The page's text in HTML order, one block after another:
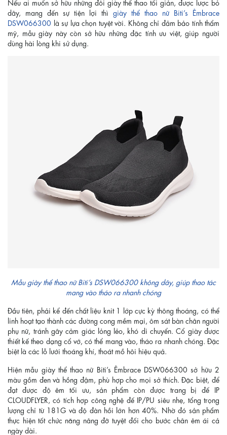
Nếu ai muốn sở hữu những đôi giày thể thao tối giản, được lược bỏ
dây, mang đến sự tiện lợi thì giày thể thao nữ Biti’s Êmbrace
DSW066300 là sự lựa chọn tuyệt vời. Không chỉ đảm bảo tính thẩm
mỹ, mẫu giày này còn sở hữu những đặc tính ưu việt, giúp người
dùng hài lòng khi sử dụng.
Mẫu giày thể thao nữ Biti’s DSW066300 không dây, giúp thao tác
mang vào tháo ra nhanh chóng
Đầu tiên, phải kể đến chất liệu knit 1 lớp cực kỳ thông thoáng, có thể
linh hoạt tạo thành các đường cong mềm mại, ôm sát bàn chân người
phụ nữ, tránh gây cảm giác lỏng lẻo, khó di chuyển. Cổ giày được
thiết kế theo dạng cổ vớ, có thể mang vào, tháo ra nhanh chóng. Đặc
biệt là các lỗ lưới thoáng khí, thoát mồ hôi hiệu quả.
Hiện mẫu giày thể thao nữ Biti’s Êmbrace DSW066300 sở hữu 2
màu gồm đen và hồng đậm, phù hợp cho mọi sở thích. Đặc biệt, để
đạt được độ êm tối ưu, sản phẩm còn được trang bị đế IP
CLOUDFLYER, có tích hợp công nghệ đế IP/PU siêu nhẹ, tổng trọng
lượng chỉ từ 181G và độ đàn hồi lớn hơn 40%. Nhờ đó sản phẩm
thực hiện tốt chức năng nâng đỡ tuyệt đối cho bước chân êm ái cả
ngày dài.